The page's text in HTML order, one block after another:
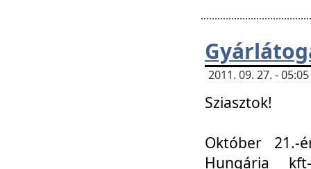
2011. 09. 27. -
Sziasztok!
Október 21.-
Hungária